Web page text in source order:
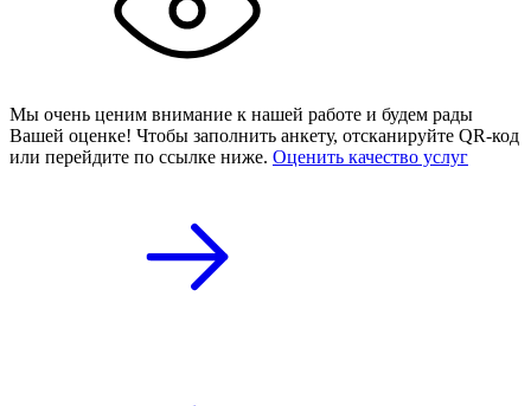
Мы очень ценим внимание к нашей работе и будем рады
Вашей оценке! Чтобы заполнить анкету, отсканируйте QR-код
или перейдите по ссылке ниже. Оценить качество услуг